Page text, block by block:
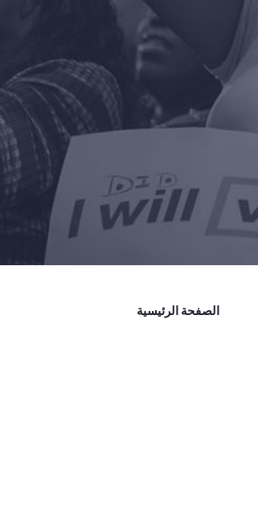
الصفحة الرئيسية